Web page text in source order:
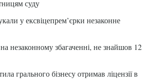
суду
у ексвіцепрем’єрки незаконне
незаконному збагаченні, не знайшов 12
грального бізнесу отримав ліцензії в